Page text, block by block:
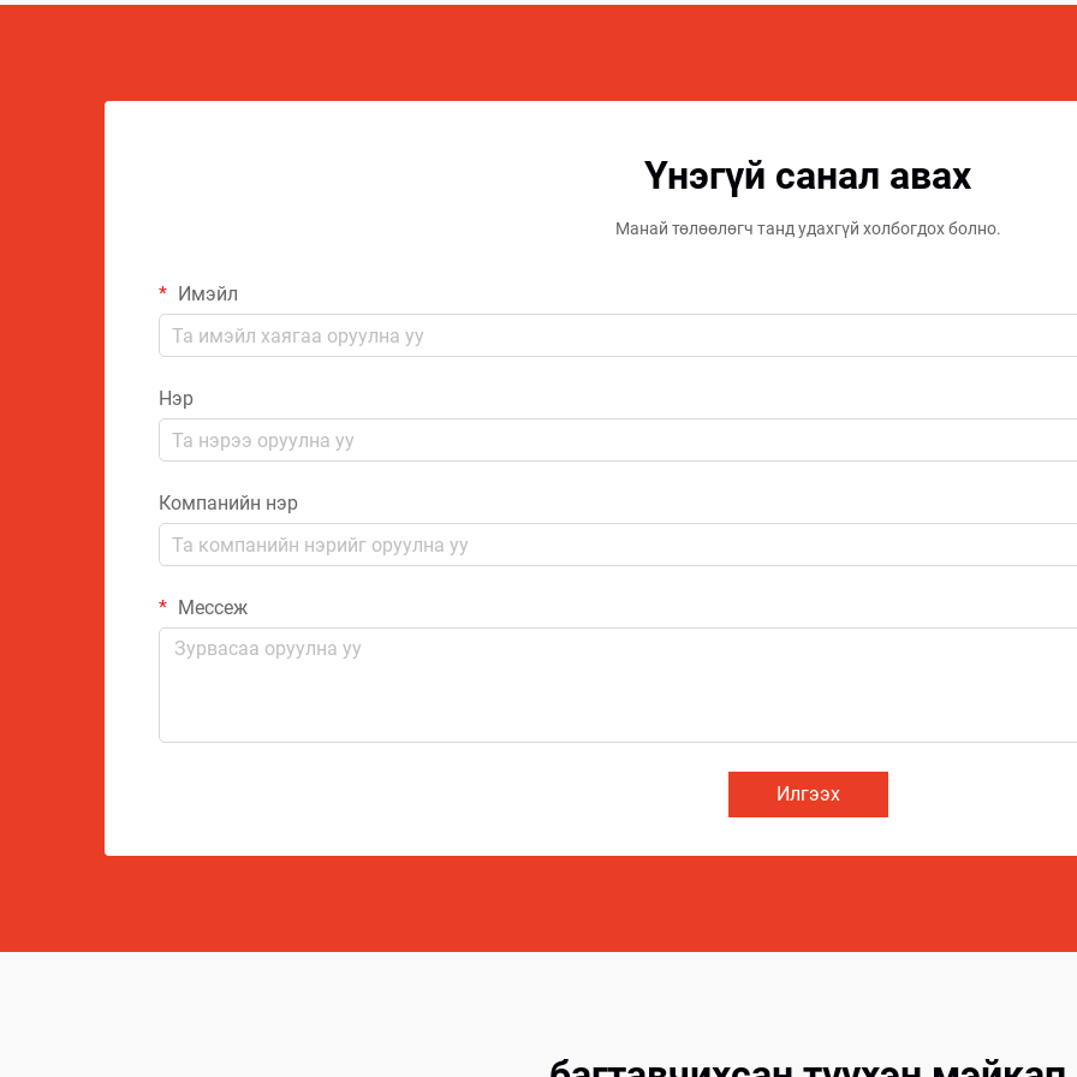
Үнэгүй санал авах
Манай төлөөлөгч танд удахгүй холбогдох болно.
Имэйл
Нэр
Компанийн нэр
Мессеж
Илгээх